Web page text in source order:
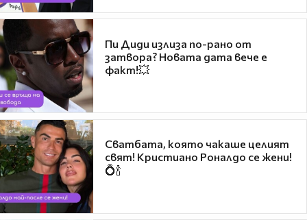
Пи Диди излиза по-рано от
затвора? Новата дата вече е
факт!💥
Сватбата, която чакаше целият
свят! Кристиано Роналдо се жени!
💍🍾